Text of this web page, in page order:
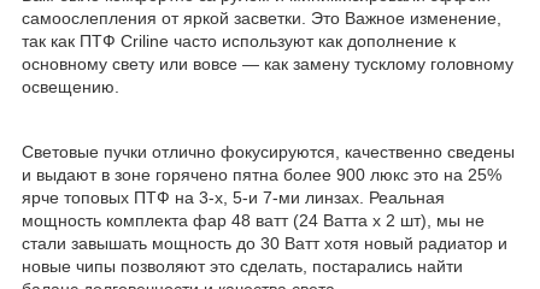
самоослепления от яркой засветки. Это Важное изменение,
так как ПТФ Criline часто используют как дополнение к
основному свету или вовсе — как замену тусклому головному
освещению.
Световые пучки отлично фокусируются, качественно сведены
и выдают в зоне горячено пятна более 900 люкс это на 25%
ярче топовых ПТФ на 3-х, 5-и 7-ми линзах. Реальная
мощность комплекта фар 48 ватт (24 Ватта x 2 шт), мы не
стали завышать мощность до 30 Ватт хотя новый радиатор и
новые чипы позволяют это сделать, постарались найти